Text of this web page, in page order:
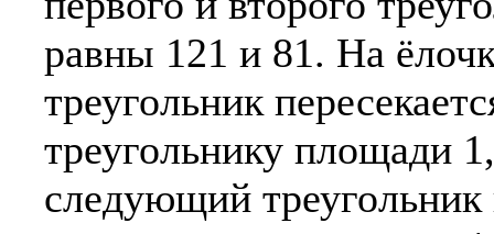
равны 121 и 81. На
треугольник
треугольнику площади
следующий